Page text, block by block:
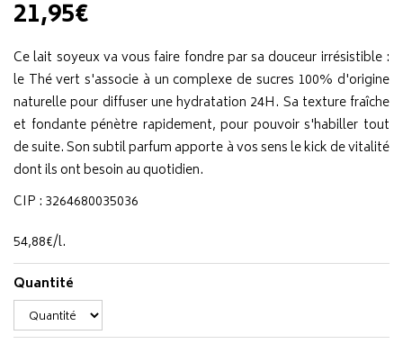
21,95€
Ce lait soyeux va vous faire fondre par sa douceur irrésistible :
le Thé vert s'associe à un complexe de sucres 100% d'origine
naturelle pour diffuser une hydratation 24H. Sa texture fraîche
et fondante pénètre rapidement, pour pouvoir s'habiller tout
de suite. Son subtil parfum apporte à vos sens le kick de vitalité
dont ils ont besoin au quotidien.
CIP : 3264680035036
54,88€/l.
Quantité